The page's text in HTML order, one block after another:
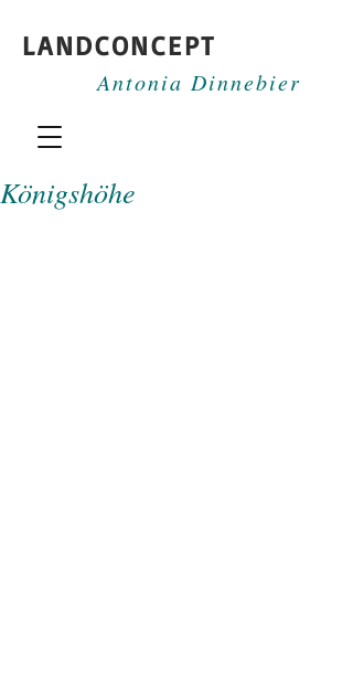
LANDCONCEPT
Antonia Dinnebier
Königshöhe